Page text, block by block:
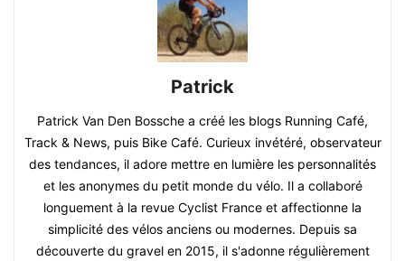
Patrick
Patrick Van Den Bossche a créé les blogs Running Café,
Track & News, puis Bike Café. Curieux invétéré, observateur
des tendances, il adore mettre en lumière les personnalités
et les anonymes du petit monde du vélo. Il a collaboré
longuement à la revue Cyclist France et affectionne la
simplicité des vélos anciens ou modernes. Depuis sa
découverte du gravel en 2015, il s'adonne régulièrement